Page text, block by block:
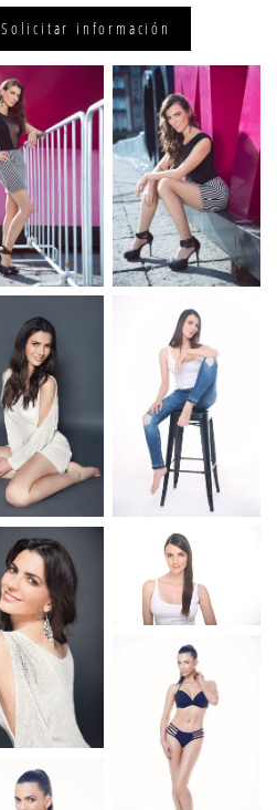
Solicitar información